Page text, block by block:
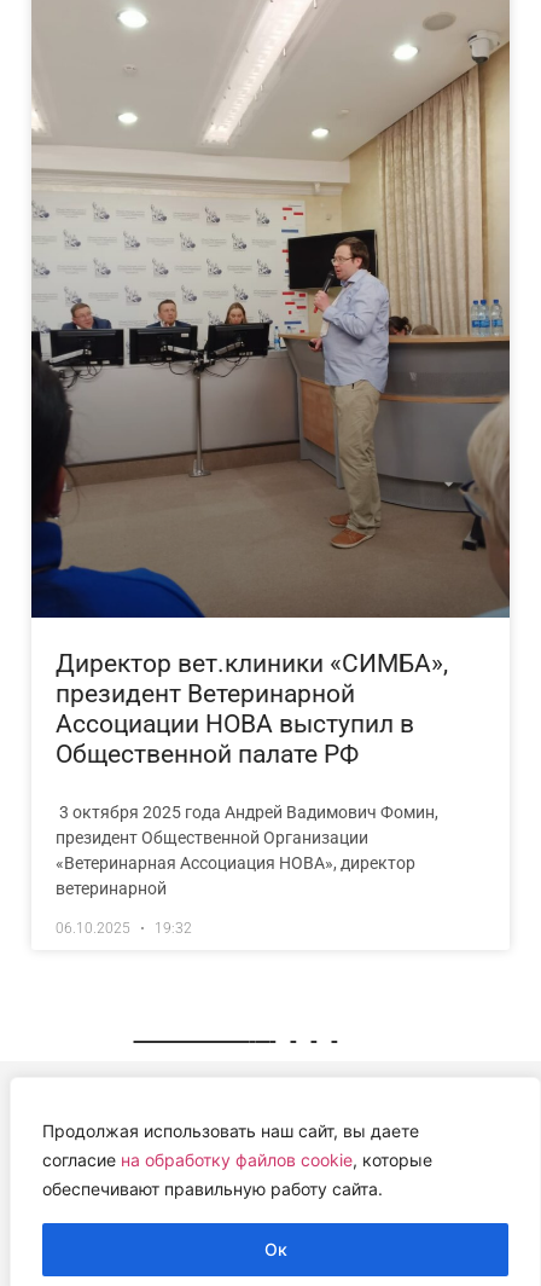
Продолжая использовать наш сайт, вы даете
согласие на обработку файлов cookie, которые
обеспечивают правильную работу сайта.
Ок
Директор вет.клиники «СИМБА»,
президент Ветеринарной
Ассоциации НОВА выступил в
Общественной палате РФ
3 октября 2025 года Андрей Вадимович Фомин,
президент Общественной Организации
«Ветеринарная Ассоциация НОВА», директор
ветеринарной
06.10.2025 19:32
АВТОНОМНАЯ НЕКОММЕРЧЕСКАЯ ОРГАНИЗАЦИЯ
«ЦЕНТР ВЕТЕРИНАРНОЙ ТЕРАПИИ, ИММУНОЛОГИИ И
ИММУНОПАТОЛОГИИ» (ЦВЕТИ)
Работем с 2019 года.